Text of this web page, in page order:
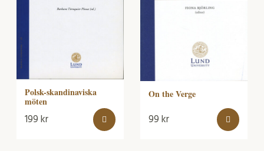
Polsk-skandinaviska
möten
199kr
On the Verge
99kr